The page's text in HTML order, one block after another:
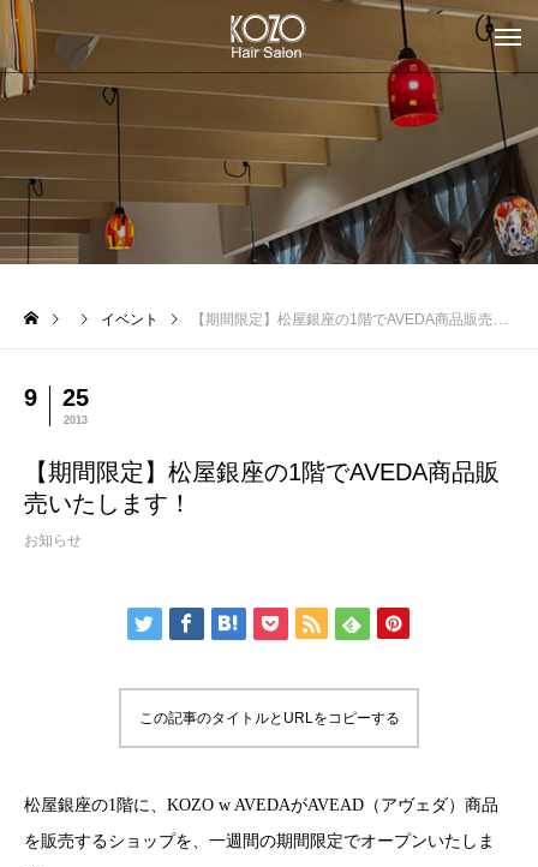
イベント 【期間限定】松屋銀座の1階でAVEDA商品販売いたします！
9 25
2013
【期間限定】松屋銀座の1階でAVEDA商品販
売いたします！
お知らせ
この記事のタイトルとURLをコピーする
松屋銀座の1階に、KOZO w AVEDAがAVEAD（アヴェダ）商品
を販売するショップを、一週間の期間限定でオープンいたしま